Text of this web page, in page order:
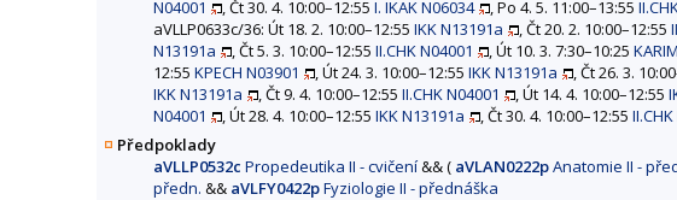
N04001
, Čt 30. 4. 10:00–12:55 I. IKAK N06034 , Po 4. 5. 11:00–13:55
aVLLP0633c/36: Út 18. 2. 10:00–12:55 IKK N13191a , Čt 20. 2. 10:00–12:55
N13191a
, Čt 5. 3. 10:00–12:55 II.CHK N04001 , Út 10. 3. 7:30–10:25
12:55 KPECH N03901 , Út 24. 3. 10:00–12:55 IKK N13191a , Čt 26. 3.
IKK N13191a
, Čt 9. 4. 10:00–12:55 II.CHK N04001 , Út 14. 4. 10:00–12:55
N04001
, Út 28. 4. 10:00–12:55 IKK N13191a , Čt 30. 4. 10:00–12:55
Předpoklady
aVLLP0532c Propedeutika II - cvičení&&( aVLAN0222pAnatomie II -
předn. && aVLFY0422pFyziologie II - přednáška